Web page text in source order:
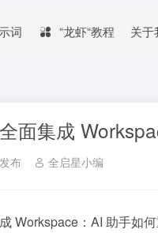
词 “龙虾“教程 关于
面集成
布 全启星小编
Workspace：AI 助手如